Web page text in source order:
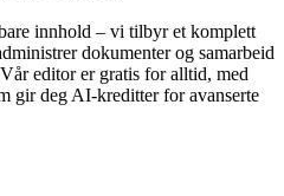
innhold – vi tilbyr et komplett
dokumenter og samarbeid
editor er gratis for alltid, med
gir deg AI-kreditter for avanserte